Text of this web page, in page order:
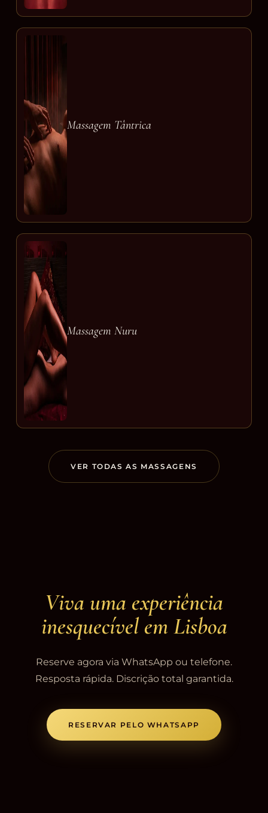
Massagem Tântrica
Massagem Nuru
VER TODAS AS MASSAGENS
Viva uma experiência
inesquecível em Lisboa
Reserve agora via WhatsApp ou telefone.
Resposta rápida. Discrição total garantida.
RESERVAR PELO WHATSAPP